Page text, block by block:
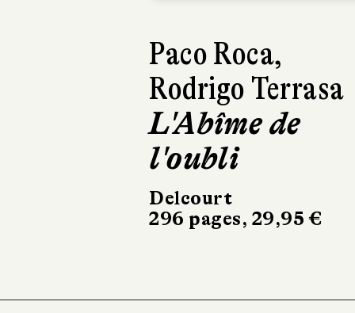
Paco Roca,
Rodrigo Terrasa
L'Abîme de
l'oubli
Delcourt
296 pages, 29,95 €